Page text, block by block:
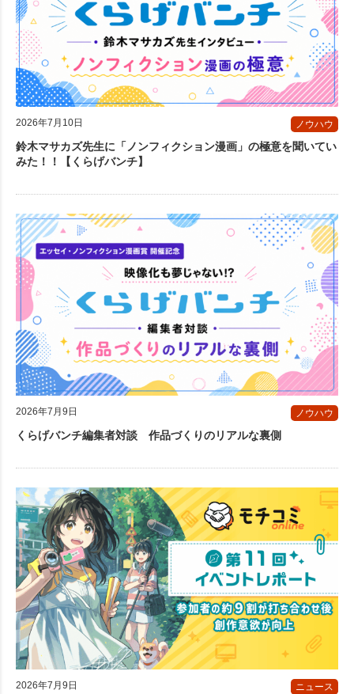
2026年7月10日 ノウハウ
鈴木マサカズ先生に「ノンフィクション漫画」の極意を聞いてい
みた！！【くらげバンチ】
2026年7月9日 ノウハウ
くらげバンチ編集者対談 作品づくりのリアルな裏側
2026年7月9日 ニュース